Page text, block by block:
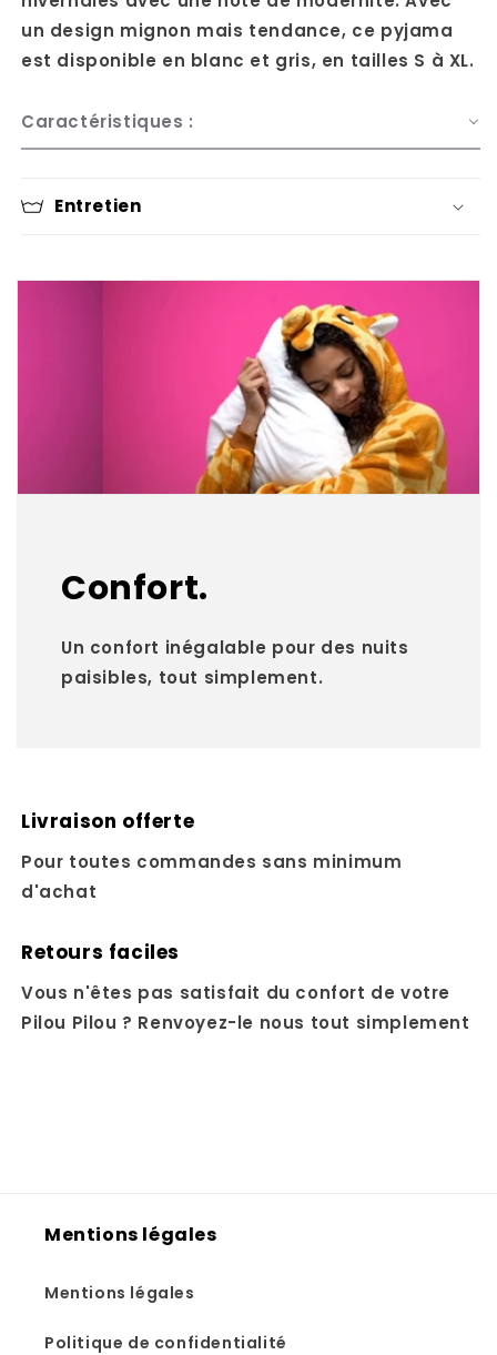
un design mignon mais tendance, ce pyjama
est disponible en blanc et gris, en tailles S à XL.
Caractéristiques :
Entretien
Confort.
Un confort inégalable pour des nuits
paisibles, tout simplement.
Livraison offerte
Pour toutes commandes sans minimum
d'achat
Retours faciles
Vous n'êtes pas satisfait du confort de votre
Pilou Pilou ? Renvoyez-le nous tout simplement
Mentions légales
Mentions légales
Politique de confidentialité